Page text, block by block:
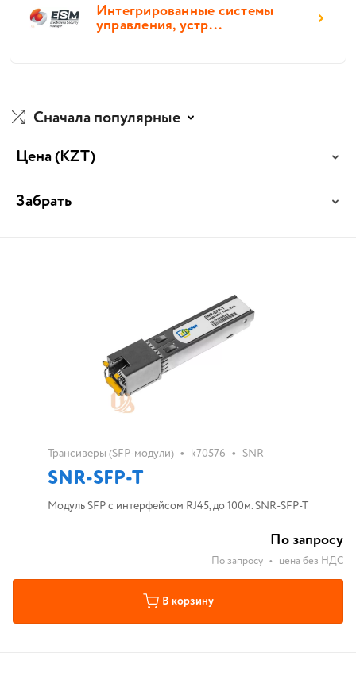
Интегрированные системы
управления, устр...
Сначала популярные
Цена(KZT)
Забрать
Трансиверы (SFP-модули) • k70576 • SNR
SNR-SFP-T
Модуль SFP с интерфейсом RJ45, до 100м. SNR-SFP-T
По запросу
По запросу • цена без НДС
В корзину